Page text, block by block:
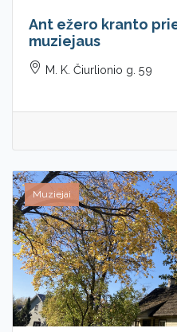
Ant ežero kranto
muziejaus
M. K. Čiurlionio g. 59
Muziejai